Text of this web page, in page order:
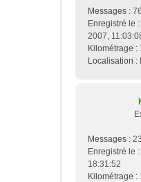
Messages :
Enregistré le :
2007,
Kilométrage :
Localisation :
Messages :
Enregistré le :
18:31:52
Kilométrage :